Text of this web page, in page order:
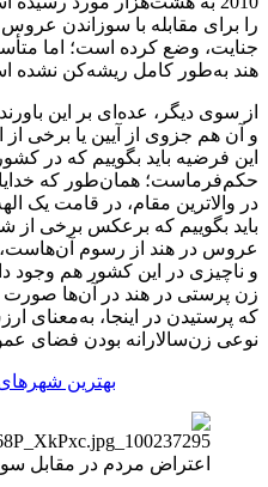
را برای مقابله با سوزاندن عروس
جنایت، وضع کرده است؛ اما
هند به‌طور کامل ریشه‌کن نشده
از سوی دیگر، عده‌ای بر این
و آن هم جزوی از آیین یا برخی
این فرضیه باید بگوییم که در
حکم‌فرماست؛ همان‌طور که
در والاترین مقام، در قامت یک
باید بگوییم که برعکس برخی از
عروس در هند از رسوم
و ناچیزی در این کشور هم وجود
زن پرستی در هند در آن‌ها صورت
که پرستیدن در اینجا، به‌معنای
نوعی زن‌سالارانه بودن فضای
بهترین
اعتراض مردم در مقابل